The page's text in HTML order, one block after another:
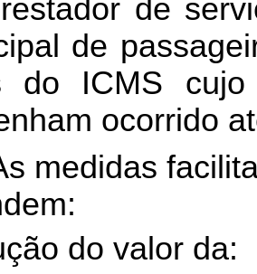
de
de
do ICMS
ocorrido
medidas
do valor da: